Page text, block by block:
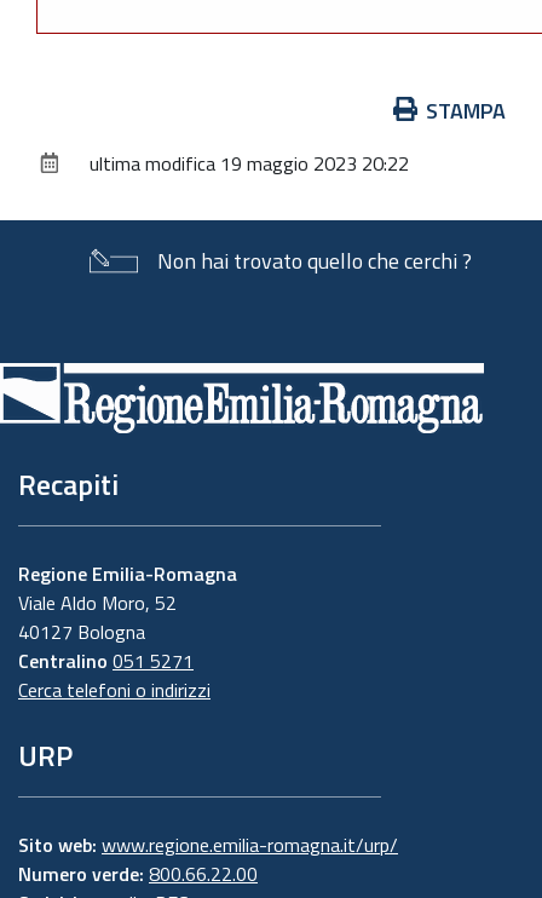
documento
STAMPA
ultima modifica 19 maggio 2023 20:22
Non hai trovato quello che cerchi ?
di
pagina
Recapiti
Regione Emilia-Romagna
Viale Aldo Moro, 52
40127 Bologna
Centralino 051 5271
Cerca telefoni o indirizzi
URP
Sito web: www.regione.emilia-romagna.it/urp/
Numero verde: 800.66.22.00